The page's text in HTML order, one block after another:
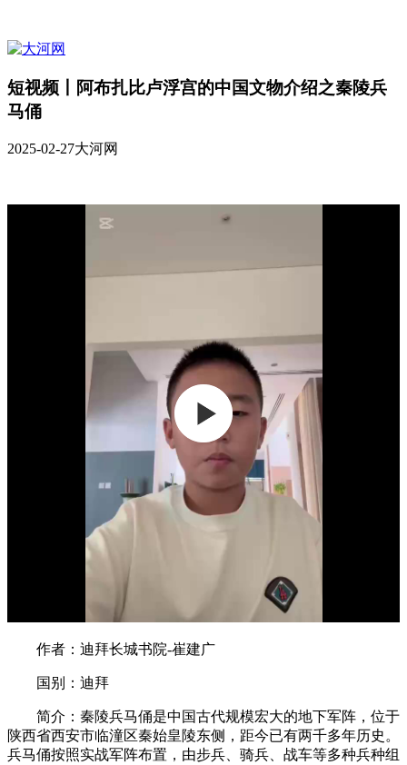
短视频丨阿布扎比卢浮宫的中国文物介绍之秦陵兵
马俑
2025-02-27大河网
作者：迪拜长城书院-崔建广
国别：迪拜
简介：秦陵兵马俑是中国古代规模宏大的地下军阵，位于
陕西省西安市临潼区秦始皇陵东侧，距今已有两千多年历史。
兵马俑按照实战军阵布置，由步兵、骑兵、战车等多种兵种组